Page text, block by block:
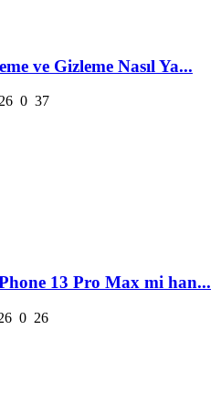
ve Gizleme Nasıl Ya...
0 37
13 Pro Max mi han...
0 26